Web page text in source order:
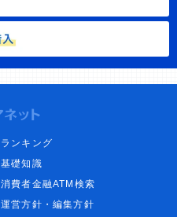
ランキング
基礎知識
消費者金融ATM検索
運営方針・編集方針